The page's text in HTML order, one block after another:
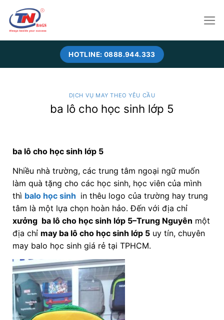
content
HOTLINE: 0888.944.333
DỊCH VỤ MAY THEO YÊU CẦU
ba lô cho học sinh lớp 5
ba lô cho học sinh lớp 5
Nhiều nhà trường, các trung tâm ngoại ngữ muốn
làm quà tặng cho các học sinh, học viên của mình
thì balo học sinh in thêu logo của trường hay trung
tâm là một lựa chọn hoàn hảo. Đến với địa chỉ
xưởng ba lô cho học sinh lớp 5–Trung Nguyên một
địa chỉ may ba lô cho học sinh lớp 5uy tín, chuyên
may balo học sinh giá rẻ tại TPHCM.